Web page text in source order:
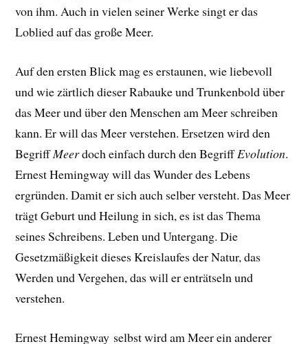
von ihm. Auch in vielen seiner Werke singt er das
Loblied auf das große Meer.
Auf den ersten Blick mag es erstaunen, wie liebevoll
und wie zärtlich dieser Rabauke und Trunkenbold über
das Meer und über den Menschen am Meer schreiben
kann. Er will das Meer verstehen. Ersetzen wird den
BegriffMeerdoch einfach durch den BegriffEvolution.
Ernest Hemingway will das Wunder des Lebens
ergründen. Damit er sich auch selber versteht. Das Meer
trägt Geburt und Heilung in sich, es ist das Thema
seines Schreibens. Leben und Untergang. Die
Gesetzmäßigkeit dieses Kreislaufes der Natur, das
Werden und Vergehen, das will er enträtseln und
verstehen.
Ernest Hemingway selbst wird am Meer ein anderer